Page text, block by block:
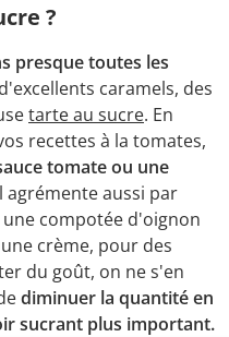
?
presque toutes les
caramels, des
tarte au sucre. En
recettes à la tomates,
tomate ou une
agrémente aussi par
compotée d'oignon
crème, pour des
du goût, on ne s'en
diminuer la quantité en
sucrant plus important.